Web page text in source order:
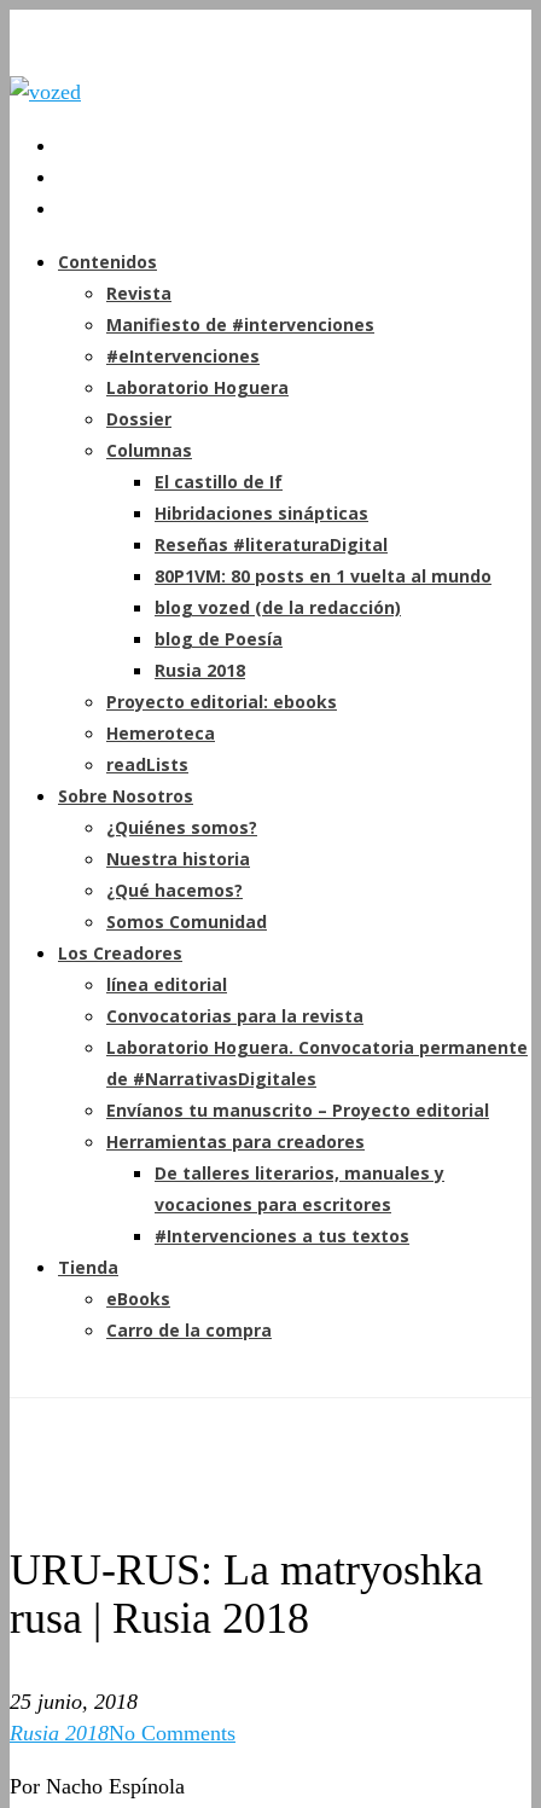
Contenidos
Revista
Manifiesto de #intervenciones
#eIntervenciones
Laboratorio Hoguera
Dossier
Columnas
El castillo de If
Hibridaciones sinápticas
Reseñas #literaturaDigital
80P1VM: 80 posts en 1 vuelta al mundo
blog vozed (de la redacción)
blog de Poesía
Rusia 2018
Proyecto editorial: ebooks
Hemeroteca
readLists
Sobre Nosotros
¿Quiénes somos?
Nuestra historia
¿Qué hacemos?
Somos Comunidad
Los Creadores
línea editorial
Convocatorias para la revista
Laboratorio Hoguera. Convocatoria permanente
de #NarrativasDigitales
Envíanos tu manuscrito – Proyecto editorial
Herramientas para creadores
De talleres literarios, manuales y
vocaciones para escritores
#Intervenciones a tus textos
Tienda
eBooks
Carro de la compra
URU-RUS: La matryoshka
rusa | Rusia 2018
25 junio, 2018
Rusia 2018No Comments
Por Nacho Espínola